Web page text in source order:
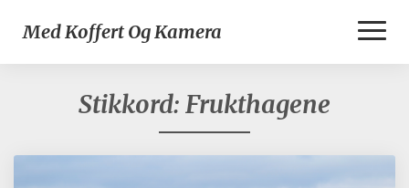
Med Koffert Og Kamera
Stikkord: Frukthagene